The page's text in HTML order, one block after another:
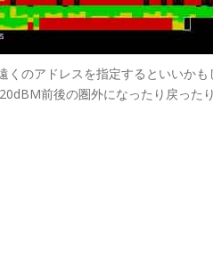
くのアドレスを指定するといいかも
前後の圏外になったり戻った